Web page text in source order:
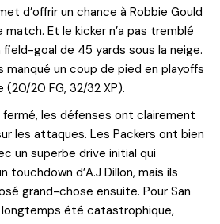
d’offrir un chance à Robbie Gould
Et le kicker n’a pas tremblé
goal de 45 yards sous la neige.
manqué un coup de pied en playoffs
(20/20 FG, 32/32 XP).
les défenses ont clairement
les attaques. Les Packers ont bien
un superbe drive initial qui
touchdown d’A.J Dillon, mais ils
grand-chose ensuite. Pour San
longtemps été catastrophique,